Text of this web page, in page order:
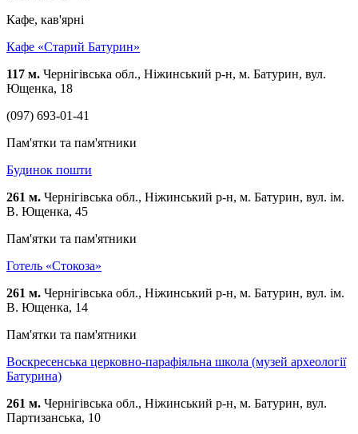
Кафе, кав'ярні
Кафе «Старий Батурин»
117 м. Чернігівська обл., Ніжинський р-н, м. Батурин, вул.
Ющенка, 18
(097) 693-01-41
Пам'ятки та пам'ятники
Будинок пошти
261 м. Чернігівська обл., Ніжинський р-н, м. Батурин, вул. ім.
В. Ющенка, 45
Пам'ятки та пам'ятники
Готель «Стокоза»
261 м. Чернігівська обл., Ніжинський р-н, м. Батурин, вул. ім.
В. Ющенка, 14
Пам'ятки та пам'ятники
Воскресенська церковно-парафіяльна школа (музей археології
Батурина)
261 м. Чернігівська обл., Ніжинський р-н, м. Батурин, вул.
Партизанська, 10